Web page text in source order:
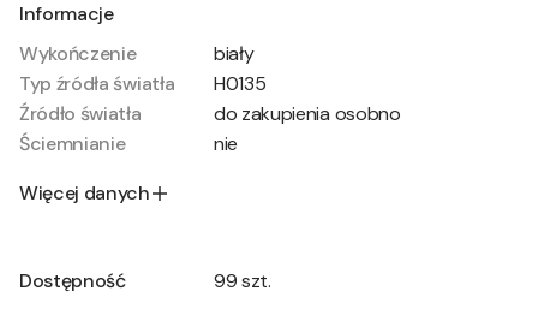
Informacje
Wykończenie
biały
Typ źródła światła
H0135
Źródło światła
do zakupienia osobno
Ściemnianie
nie
Więcej danych
Dostępność 99 szt.